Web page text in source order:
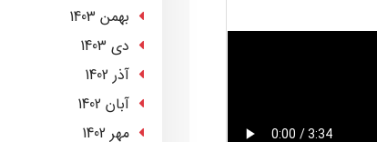
بهمن 1403
دی 1403
آذر 1402
آبان 1402
مهر 1402